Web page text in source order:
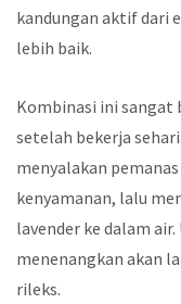
kandungan aktif dari
lebih baik.
Kombinasi ini
setelah bekerja
menyalakan
kenyamanan, lalu
lavender ke dalam
menenangkan akan
rileks.